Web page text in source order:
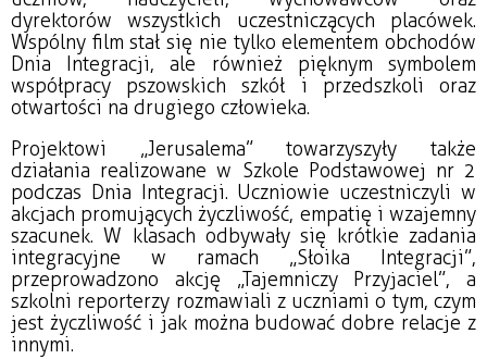
dyrektorów wszystkich uczestniczących placówek.
Wspólny film stał się nie tylko elementem obchodów
Dnia Integracji, ale również pięknym symbolem
współpracy pszowskich szkół i przedszkoli oraz
otwartości na drugiego człowieka.
Projektowi „Jerusalema” towarzyszyły także
działania realizowane w Szkole Podstawowej nr 2
podczas Dnia Integracji. Uczniowie uczestniczyli w
akcjach promujących życzliwość, empatię i wzajemny
szacunek. W klasach odbywały się krótkie zadania
integracyjne w ramach „Słoika Integracji”,
przeprowadzono akcję „Tajemniczy Przyjaciel”, a
szkolni reporterzy rozmawiali z uczniami o tym, czym
jest życzliwość i jak można budować dobre relacje z
innymi.